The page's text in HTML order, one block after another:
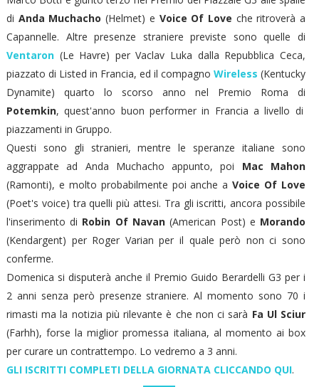
di Anda Muchacho(Helmet) e Voice Of Love che ritroverà a
Capannelle. Altre presenze straniere previste sono quelle di
Ventaron(Le Havre) per Vaclav Luka dalla Repubblica Ceca,
piazzato di Listed in Francia, ed il compagnoWireless (Kentucky
Dynamite) quarto lo scorso anno nel Premio Roma di
Potemkin, quest'anno buon performer in Francia a livello di
piazzamenti in Gruppo.
Questi sono gli stranieri, mentre le speranze italiane sono
aggrappate ad Anda Muchacho appunto, poi Mac Mahon
(Ramonti), e molto probabilmente poi anche aVoice Of Love
(Poet's voice) tra quelli più attesi. Tra gli iscritti, ancora possibile
l'inserimento di Robin Of Navan (American Post) e Morando
(Kendargent) per Roger Varian per il quale però non ci sono
conferme.
Domenica si disputerà anche il Premio Guido Berardelli G3 per i
2 anni senza però presenze straniere. Al momento sono 70 i
rimasti ma la notizia più rilevante è che non ci sarà Fa Ul Sciur
(Farhh), forse la miglior promessa italiana, al momento ai box
per curare un contrattempo. Lo vedremo a 3 anni.
GLI ISCRITTI COMPLETI DELLA GIORNATA CLICCANDO QUI.